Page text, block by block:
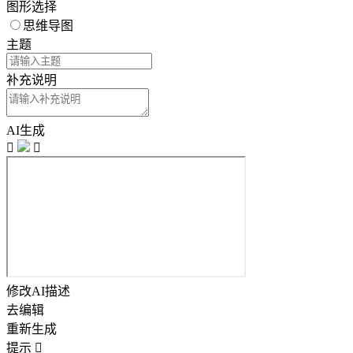
图形选择
思维导图
主题
补充说明
AI生成


修改AI描述
去编辑
重新生成
提示 